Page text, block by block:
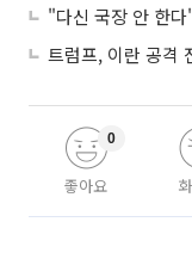
좋아요
0